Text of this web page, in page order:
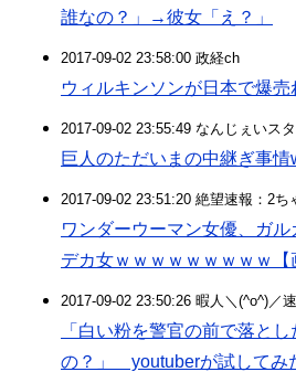
誰なの？」→彼女「え？」
2017-09-02 23:58:00 政経ch
ウィルキンソンが日本で爆売
2017-09-02 23:55:49 なんじぇいス
巨人のただいまの中継ぎ事
2017-09-02 23:51:20 絶望速報：2
ワンダーウーマン女優、ガ
デカ女ｗｗｗｗｗｗｗｗｗ【
2017-09-02 23:50:26 暇人＼(^o^)／
「白い粉を警官の前で落と
の？」 youtuberが試してみ